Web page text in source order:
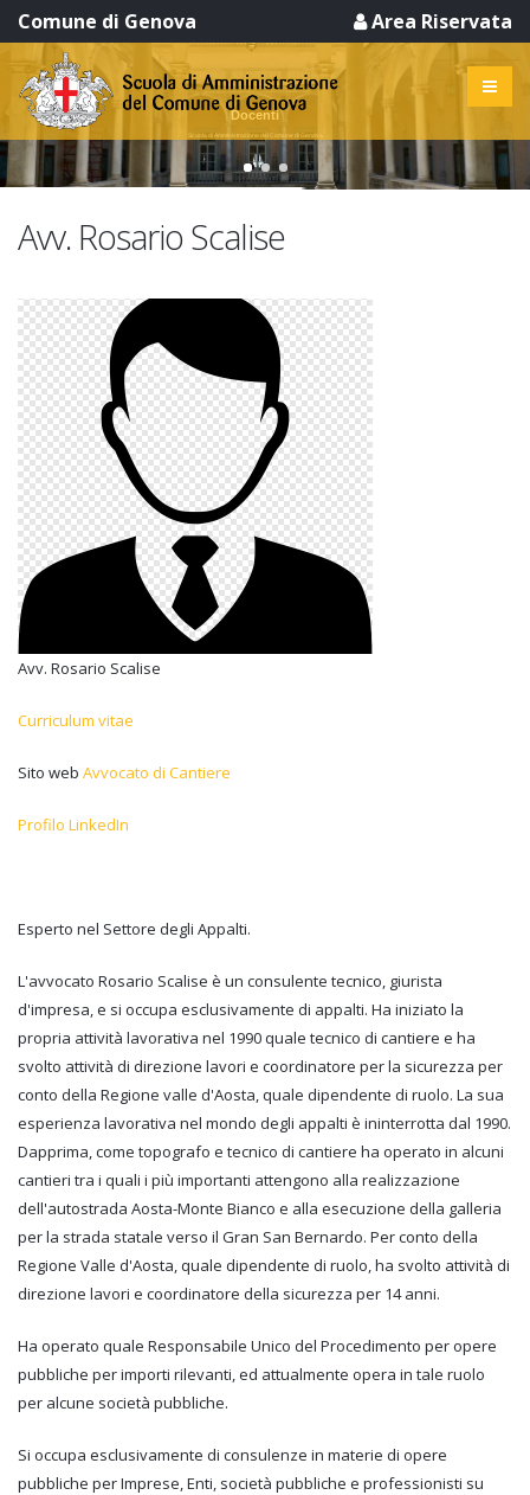
Comune di Genova Area Riservata
Docenti
Scuola di Amministrazione del Comune di Genova
Avv. Rosario Scalise
Avv. Rosario Scalise
Curriculum vitae
Sito web Avvocato di Cantiere
Profilo LinkedIn
Esperto nel Settore degli Appalti.
L'avvocato Rosario Scalise è un consulente tecnico, giurista
d'impresa, e si occupa esclusivamente di appalti. Ha iniziato la
propria attività lavorativa nel 1990 quale tecnico di cantiere e ha
svolto attività di direzione lavori e coordinatore per la sicurezza per
conto della Regione valle d'Aosta, quale dipendente di ruolo. La sua
esperienza lavorativa nel mondo degli appalti è ininterrotta dal 1990.
Dapprima, come topografo e tecnico di cantiere ha operato in alcuni
cantieri tra i quali i più importanti attengono alla realizzazione
dell'autostrada Aosta-Monte Bianco e alla esecuzione della galleria
per la strada statale verso il Gran San Bernardo. Per conto della
Regione Valle d'Aosta, quale dipendente di ruolo, ha svolto attività di
direzione lavori e coordinatore della sicurezza per 14 anni.
Ha operato quale Responsabile Unico del Procedimento per opere
pubbliche per importi rilevanti, ed attualmente opera in tale ruolo
per alcune società pubbliche.
Si occupa esclusivamente di consulenze in materie di opere
pubbliche per Imprese, Enti, società pubbliche e professionisti su